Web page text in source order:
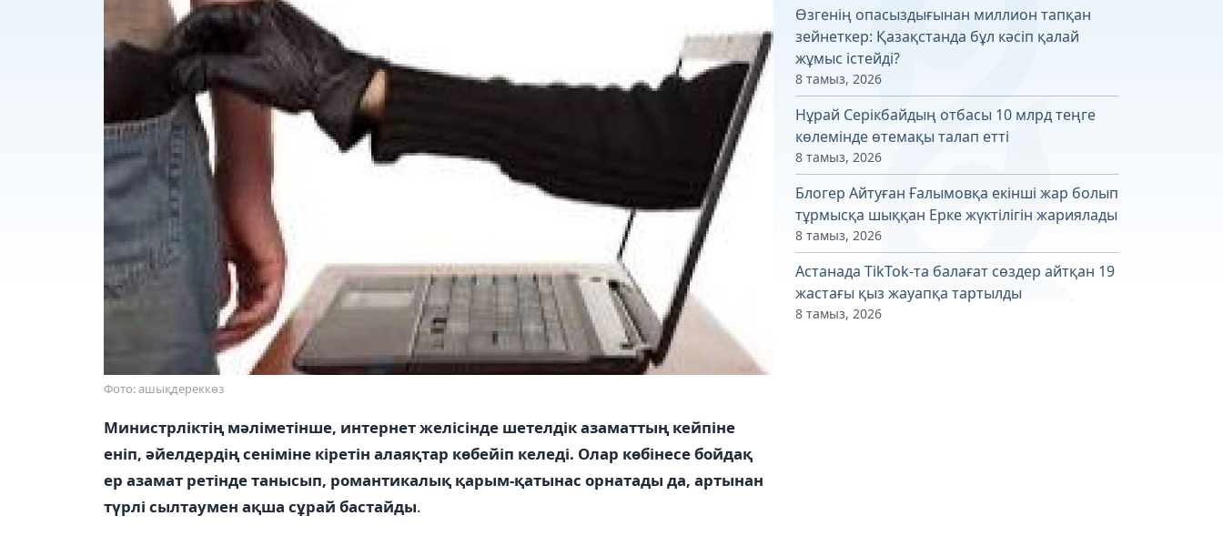
Фото: ашықдереккөз
Министрліктің мәліметінше, интернет желісінде шетелдік азаматтың кейпіне
еніп, әйелдердің сеніміне кіретін алаяқтар көбейіп келеді. Олар көбінесе бойдақ
ер азамат ретінде танысып, романтикалық қарым-қатынас орнатады да, артынан
түрлі сылтаумен ақша сұрай бастайды.
Өзгенің опасыздығынан миллион тапқан
зейнеткер: Қазақстанда бұл кәсіп қалай
жұмыс істейді?
8 тамыз, 2026
Нұрай Серікбайдың отбасы 10 млрд теңге
көлемінде өтемақы талап етті
8 тамыз, 2026
Блогер Айтуған Ғалымовқа екінші жар болып
тұрмысқа шыққан Ерке жүктілігін жариялады
8 тамыз, 2026
Астанада TikTok-та балағат сөздер айтқан 19
жастағы қыз жауапқа тартылды
8 тамыз, 2026